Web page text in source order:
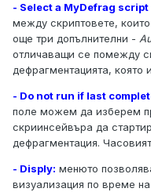
- Select a MyDefrag script
между скриптовете,
още три допълнителни -
отличаващи се помежду
дефрагментацията, която
- Do not run if last
поле можем да изберем
скриинсейвъра да
дефрагментация.
- Disply: менюто
визуализация по време